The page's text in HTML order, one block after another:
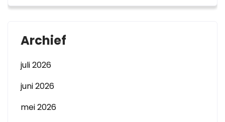
Archief
juli 2026
juni 2026
mei 2026